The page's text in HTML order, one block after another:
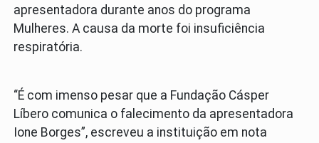
apresentadora durante anos do programa
Mulheres. A causa da morte foi insuficiência
respiratória.
“É com imenso pesar que a Fundação Cásper
Líbero comunica o falecimento da apresentadora
Ione Borges”, escreveu a instituição em nota